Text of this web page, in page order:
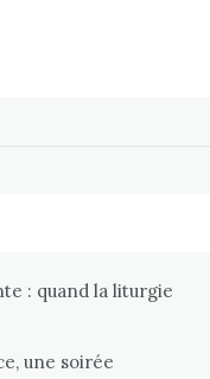
: quand la liturgie
une soirée